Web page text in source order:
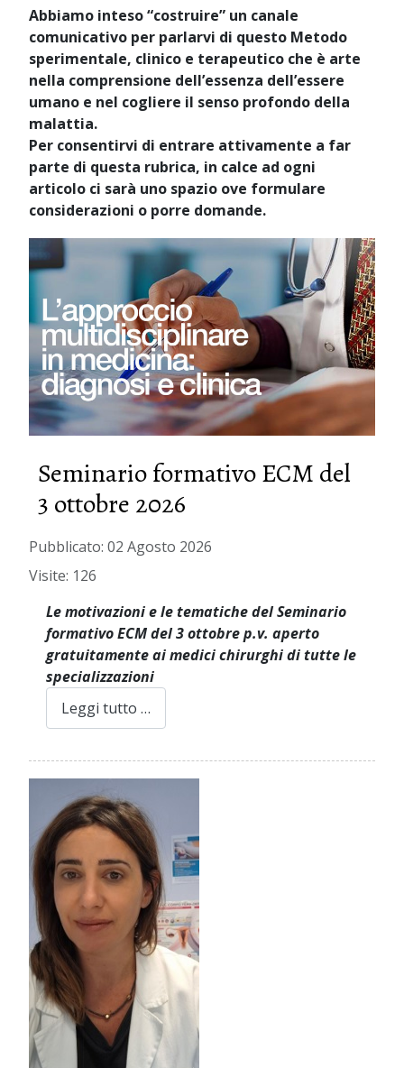
Abbiamo inteso “costruire” un canale
comunicativo per parlarvi di questo Metodo
sperimentale, clinico e terapeutico che è arte
nella comprensione dell’essenza dell’essere
umano e nel cogliere il senso profondo della
malattia.
Per consentirvi di entrare attivamente a far
parte di questa rubrica, in calce ad ogni
articolo ci sarà uno spazio ove formulare
considerazioni o porre domande.
Seminario formativo ECM del
3 ottobre 2026
Pubblicato: 02 Agosto 2026
Visite: 126
Le motivazioni e le tematiche del Seminario
formativo ECM del 3 ottobre p.v. aperto
gratuitamente ai medici chirurghi di tutte le
specializzazioni
Leggi tutto …